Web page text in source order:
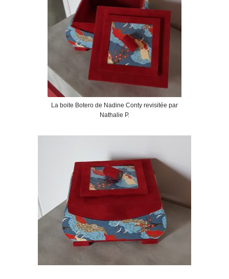
La boite Botero de Nadine Conty revisitée par
Nathalie P.